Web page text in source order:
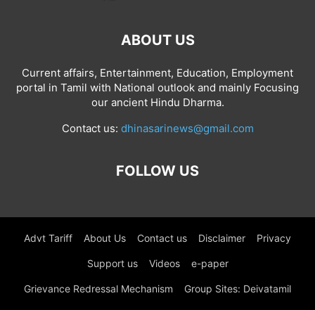
ABOUT US
Current affairs, Entertainment, Education, Employment
portal in Tamil with National outlook and mainly Focusing
our ancient Hindu Dharma.
Contact us: dhinasarinews@gmail.com
FOLLOW US
Advt Tariff About Us Contact us Disclaimer Privacy
Support us Videos e-paper
Grievance Redressal Mechanism Group Sites: Deivatamil